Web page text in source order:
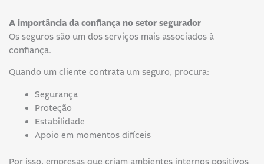
A importância da confiança no setor segurador
Os seguros são um dos serviços mais associados à
confiança.
Quando um cliente contrata um seguro, procura:
Segurança
Proteção
Estabilidade
Apoio em momentos difíceis